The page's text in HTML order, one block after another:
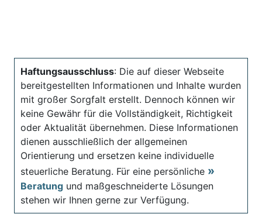
Haftungsausschluss: Die auf dieser Webseite
bereitgestellten Informationen und Inhalte wurden
mit großer Sorgfalt erstellt. Dennoch können wir
keine Gewähr für die Vollständigkeit, Richtigkeit
oder Aktualität übernehmen. Diese Informationen
dienen ausschließlich der allgemeinen
Orientierung und ersetzen keine individuelle
steuerliche Beratung. Für eine persönliche
Beratung und maßgeschneiderte Lösungen
stehen wir Ihnen gerne zur Verfügung.